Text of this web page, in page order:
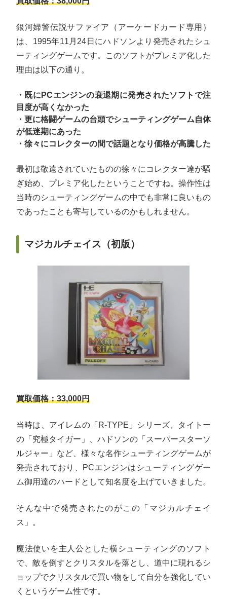
銀河婦警伝説サファイア（アーケードカード専用）
は、1995年11月24日にハドソンより発売されたシュ
ーティングゲームです。このソフトがプレミア化した
理由は以下の通り。
・既にPCエンジンの衰退期に発売されたソフトで注
目度が高くなかった
・更に格闘ゲームの台頭でシューティングゲーム自体
が低迷期にあった
・徐々にコレクターの間で話題となり価格が高騰した
最初は敬遠されていたものの徐々にコレクター達が騒
ぎ始め、プレミア化したということですね。操作性は
当時のシューティングゲームの中でも非常に良いもの
であったことも寄与しているのかもしれません。
マジカルチェイス（初版）
買取価格：33,000円
当時は、アイレムの「R-TYPE」シリーズ、タイトー
の「究極タイガー」、ハドソンの「スーパースターソ
ルジャー」など、様々な名作シューティングゲームが
発売されており、PCエンジンはシューティングゲー
ム御用達のハードとして知名度を上げていきました。
そんな中で発売されたのがこの「マジカルチェイ
ス」。
魔法使いを主人公とした横シューティングのソフト
で、敵を倒すとクリスタルを落とし、道中に現れるシ
ョップでクリスタルで買い物をして自分を強化してい
くというゲーム性です。